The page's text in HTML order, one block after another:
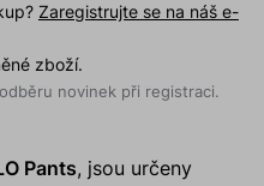
Zaregistrujte se na náš e-
zboží.
novinek při registraci.
Pants, jsou určeny